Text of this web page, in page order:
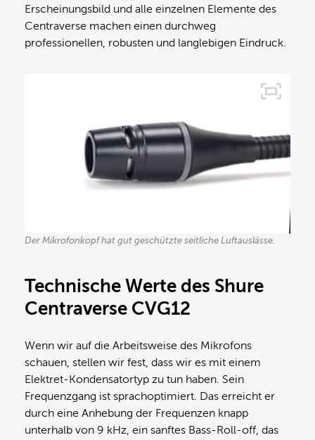
Erscheinungsbild und alle einzelnen Elemente des
Centraverse machen einen durchweg
professionellen, robusten und langlebigen Eindruck.
Der Mikrofonkopf hat gut geschützte seitliche Luftauslässe.
Technische Werte des Shure
Centraverse CVG12
Wenn wir auf die Arbeitsweise des Mikrofons
schauen, stellen wir fest, dass wir es mit einem
Elektret-Kondensatortyp zu tun haben. Sein
Frequenzgang ist sprachoptimiert. Das erreicht er
durch eine Anhebung der Frequenzen knapp
unterhalb von 9 kHz, ein sanftes Bass-Roll-off, das